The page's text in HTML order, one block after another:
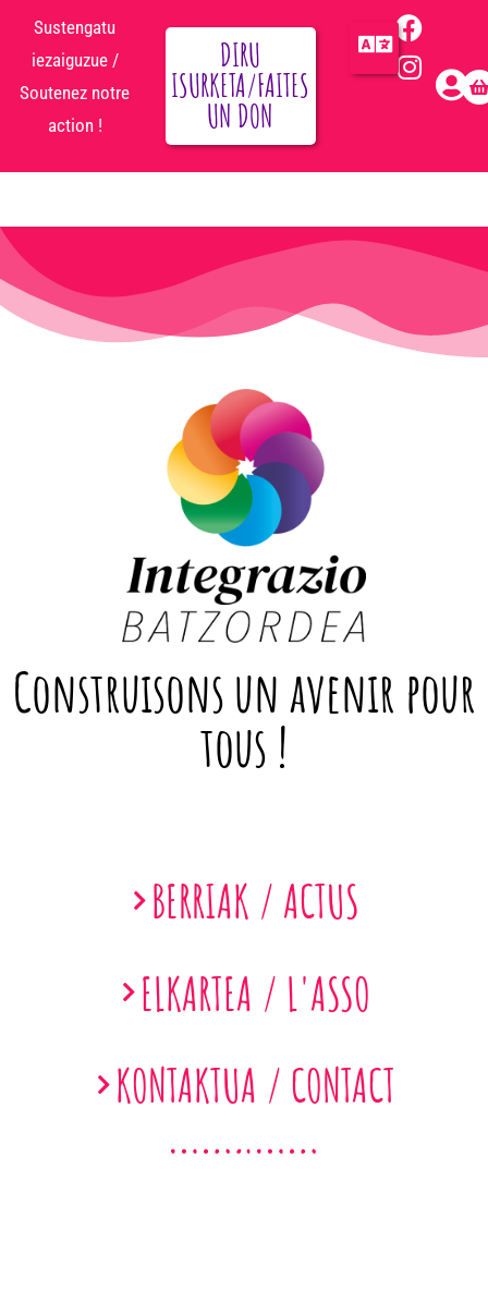
Sustengatu
iezaiguzue /
Soutenez notre
action !
DIRU
ISURKETA/FAITES
UN DON
Construisons un avenir pour
tous !
BERRIAK / ACTUS
ELKARTEA / L'ASSO
KONTAKTUA / CONTACT